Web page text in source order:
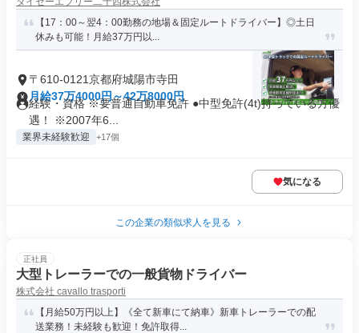
【17：00～翌4：00勤務の地場＆固定ルートドライバー】◎土日
休みも可能！月給37万円以...
〒610-0121京都府城陽市寺田
月給37万4000円～42万8000円
経験・資格 ※要普通自動車免許 ●中型免許(4t)持っている方優
遇！ ※2007年6...
業界未経験歓迎 +17個
気になる
この企業の類似求人を見る
正社員
大型トレーラーでの一般貨物ドライバー
株式会社 cavallo trasporti
【月給50万円以上】《全て新車にて納車》新車トレーラーでの配
送業務！未経験も歓迎！免許取得...